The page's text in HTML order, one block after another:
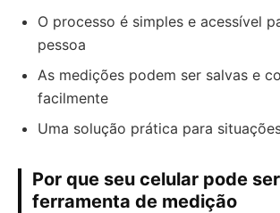
O processo é simples e acessível
pessoa
As medições podem ser salvas e
facilmente
Uma solução prática para
Por que seu celular pode
ferramenta de medição